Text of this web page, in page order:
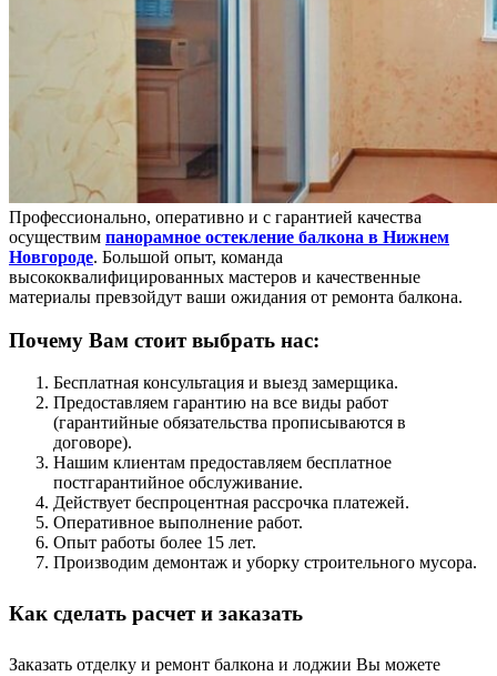
Профессионально, оперативно и с гарантией качества
осуществим панорамное остекление балкона в Нижнем
Новгороде. Большой опыт, команда
высококвалифицированных мастеров и качественные
материалы превзойдут ваши ожидания от ремонта балкона.
Почему Вам стоит выбрать нас:
Бесплатная консультация и выезд замерщика.
Предоставляем гарантию на все виды работ
(гарантийные обязательства прописываются в
договоре).
Нашим клиентам предоставляем бесплатное
постгарантийное обслуживание.
Действует беспроцентная рассрочка платежей.
Оперативное выполнение работ.
Опыт работы более 15 лет.
Производим демонтаж и уборку строительного мусора.
Как сделать расчет и заказать
Заказать отделку и ремонт балкона и лоджии Вы можете